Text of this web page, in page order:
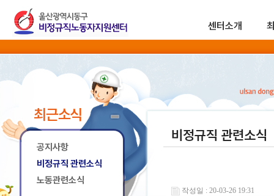
센터소개
최근소식
공지사항
비정규직 관련소식
노동관련소식
비정규직 관련소식
작성일 : 20-03-26 19:31